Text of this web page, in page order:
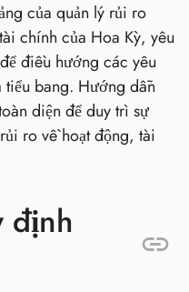
của quản lý rủi ro
chính của Hoa Kỳ, yêu
điều hướng các yêu
bang. Hướng dẫn
diện để duy trì sự
ro về hoạt động, tài
định